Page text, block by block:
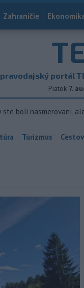
Zahraničie
portál
Piatok 7.
ste boli nasmerovaní,
Turizmus